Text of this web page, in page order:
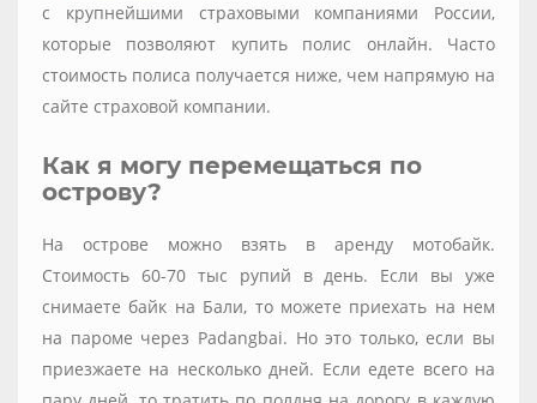
с крупнейшими страховыми компаниями России,
которые позволяют купить полис онлайн. Часто
стоимость полиса получается ниже, чем напрямую на
сайте страховой компании.
Как я могу перемещаться по
острову?
На острове можно взять в аренду мотобайк.
Стоимость 60-70 тыс рупий в день. Если вы уже
снимаете байк на Бали, то можете приехать на нем
на пароме через Padangbai. Но это только, если вы
приезжаете на несколько дней. Если едете всего на